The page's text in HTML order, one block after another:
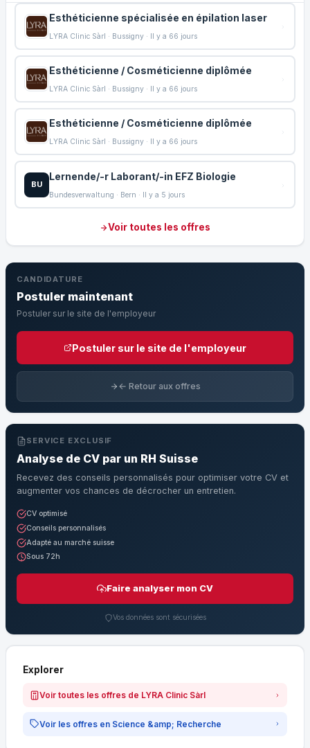
Esthéticienne spécialisée en épilation laser
LYRA Clinic Sàrl · Bussigny · Il y a 66 jours
Esthéticienne / Cosméticienne diplômée
LYRA Clinic Sàrl · Bussigny · Il y a 66 jours
Esthéticienne / Cosméticienne diplômée
LYRA Clinic Sàrl · Bussigny · Il y a 66 jours
BU
Lernende/-r Laborant/-in EFZ Biologie
Bundesverwaltung · Bern · Il y a 5 jours
Voir toutes les offres
CANDIDATURE
Postuler maintenant
Postuler sur le site de l'employeur
Postuler sur le site de l'employeur
← Retour aux offres
SERVICE EXCLUSIF
Analyse de CV par un RH Suisse
Recevez des conseils personnalisés pour optimiser votre CV et
augmenter vos chances de décrocher un entretien.
CV optimisé
Conseils personnalisés
Adapté au marché suisse
Sous 72h
Faire analyser mon CV
Vos données sont sécurisées
Explorer
Voir toutes les offres de LYRA Clinic Sàrl
Voir les offres en Science &amp; Recherche